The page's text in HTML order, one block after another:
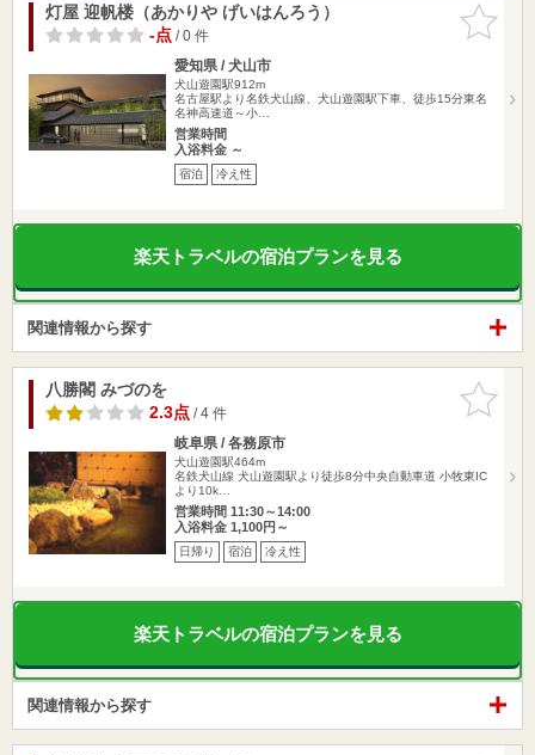
お気に入
りに追加
灯屋 迎帆楼（あかりや げいはんろう）
-点/ 0 件
愛知県 / 犬山市
犬山遊園駅912m
名古屋駅より名鉄犬山線、犬山遊園駅下車、徒歩15分東名
名神高速道～小…
営業時間
入浴料金 ～
宿泊 冷え性
楽天トラベルの宿泊プランを見る
関連情報から探す
お気に入
りに追加
八勝閣 みづのを
2.3点/ 4 件
岐阜県 / 各務原市
犬山遊園駅464m
名鉄犬山線 犬山遊園駅より徒歩8分中央自動車道 小牧東IC
より10k…
営業時間 11:30～14:00
入浴料金 1,100円～
日帰り 宿泊 冷え性
楽天トラベルの宿泊プランを見る
関連情報から探す